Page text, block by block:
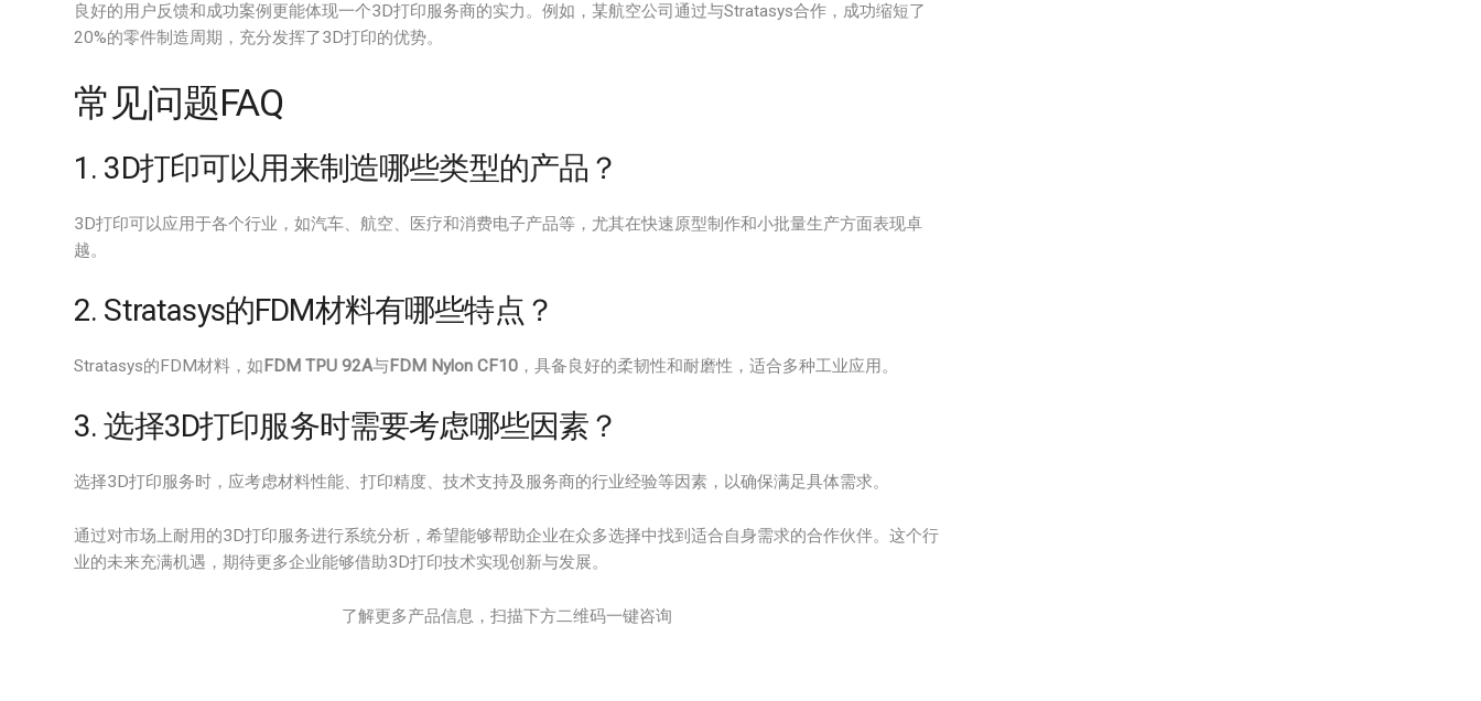
良好的用户反馈和成功案例更能体现一个3D打印服务商的实力。例如，某航空公司通过与Stratasys合作，成功缩短了
20%的零件制造周期，充分发挥了3D打印的优势。
常见问题FAQ
1. 3D打印可以用来制造哪些类型的产品？
3D打印可以应用于各个行业，如汽车、航空、医疗和消费电子产品等，尤其在快速原型制作和小批量生产方面表现卓
越。
2. Stratasys的FDM材料有哪些特点？
Stratasys的FDM材料，如FDM TPU 92A与FDM Nylon CF10 ，具备良好的柔韧性和耐磨性，适合多种工业应用。
3. 选择3D打印服务时需要考虑哪些因素？
选择3D打印服务时，应考虑材料性能、打印精度、技术支持及服务商的行业经验等因素，以确保满足具体需求。
通过对市场上耐用的3D打印服务进行系统分析，希望能够帮助企业在众多选择中找到适合自身需求的合作伙伴。这个行
业的未来充满机遇，期待更多企业能够借助3D打印技术实现创新与发展。
了解更多产品信息，扫描下方二维码一键咨询